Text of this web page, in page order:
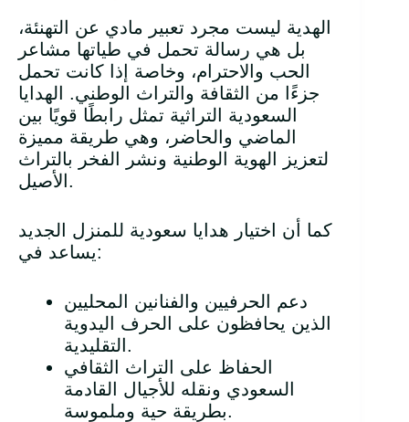
الهدية ليست مجرد تعبير مادي عن التهنئة،
بل هي رسالة تحمل في طياتها مشاعر
الحب والاحترام، وخاصة إذا كانت تحمل
جزءًا من الثقافة والتراث الوطني. الهدايا
السعودية التراثية تمثل رابطًا قويًا بين
الماضي والحاضر، وهي طريقة مميزة
لتعزيز الهوية الوطنية ونشر الفخر بالتراث
الأصيل.
كما أن اختيار هدايا سعودية للمنزل الجديد
يساعد في:
دعم الحرفيين والفنانين المحليين
الذين يحافظون على الحرف اليدوية
التقليدية.
الحفاظ على التراث الثقافي
السعودي ونقله للأجيال القادمة
بطريقة حية وملموسة.